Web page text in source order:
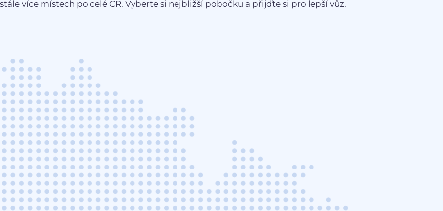
více místech po celé ČR. Vyberte si nejbližší pobočku a přijďte si pro lepší vůz.